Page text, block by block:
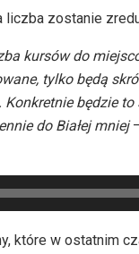
liczba zostanie
kursów do
tylko będą
będzie to
do Białej mniej
które w ostatnim